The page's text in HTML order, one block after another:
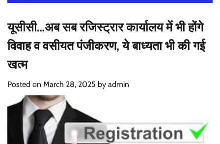
यूसीसी…अब सब रजिस्ट्रार कार्यालय में भी होंगे
विवाह व वसीयत पंजीकरण, ये बाध्यता भी की गई
खत्म
Posted on March 28, 2025 by admin